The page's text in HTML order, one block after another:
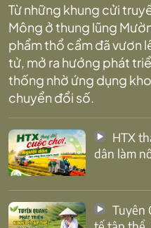
Từ những khung cửi
Mông ở thung lũng
phẩm thổ cẩm đã vươn
tử, mở ra hướng phát
thống nhờ ứng dụng
chuyển đổi số.
dân làm